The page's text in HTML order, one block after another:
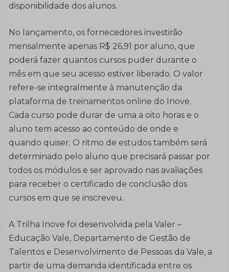
disponibilidade dos alunos.
No lançamento, os fornecedores investirão
mensalmente apenas R$ 26,91 por aluno, que
poderá fazer quantos cursos puder durante o
mês em que seu acesso estiver liberado. O valor
refere-se integralmente à manutenção da
plataforma de treinamentos online do Inove.
Cada curso pode durar de uma a oito horas e o
aluno tem acesso ao conteúdo de onde e
quando quiser. O ritmo de estudos também será
determinado pelo aluno que precisará passar por
todos os módulos e ser aprovado nas avaliações
para receber o certificado de conclusão dos
cursos em que se inscreveu.
A Trilha Inove foi desenvolvida pela Valer –
Educação Vale, Departamento de Gestão de
Talentos e Desenvolvimento de Pessoas da Vale, a
partir de uma demanda identificada entre os